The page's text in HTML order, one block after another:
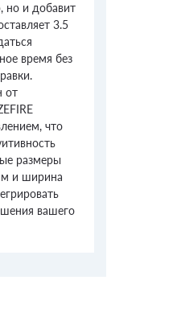
но и добавит
3.5
время без
от
что
размеры
и ширина
вашего